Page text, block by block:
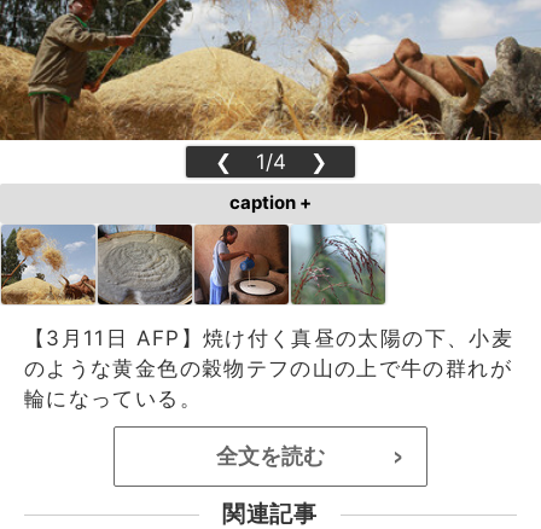
❮ 1/4 ❯
caption +
【3月11日 AFP】焼け付く真昼の太陽の下、小麦
のような黄金色の穀物テフの山の上で牛の群れが
輪になっている。
全文を読む >
関連記事